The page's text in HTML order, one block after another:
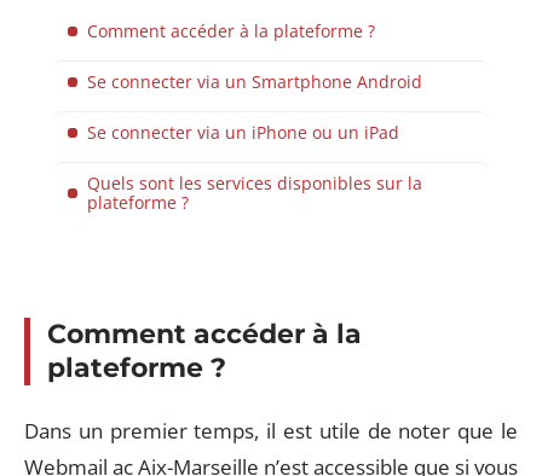
Comment accéder à la plateforme ?
Se connecter via un Smartphone Android
Se connecter via un iPhone ou un iPad
Quels sont les services disponibles sur la
plateforme ?
Comment accéder à la
plateforme ?
Dans un premier temps, il est utile de noter que le
Webmail ac Aix-Marseille n’est accessible que si vous